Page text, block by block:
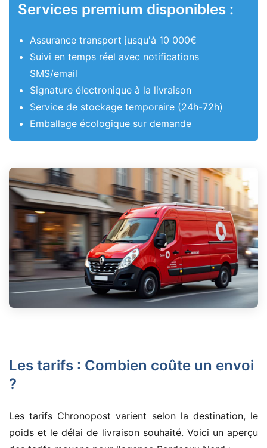
Services premium disponibles :
Assurance transport jusqu'à 10 000€
Suivi en temps réel avec notifications
SMS/email
Signature électronique à la livraison
Service de stockage temporaire (24h-72h)
Emballage écologique sur demande
Les tarifs : Combien coûte un envoi
?
Les tarifs Chronopost varient selon la destination, le
poids et le délai de livraison souhaité. Voici un aperçu